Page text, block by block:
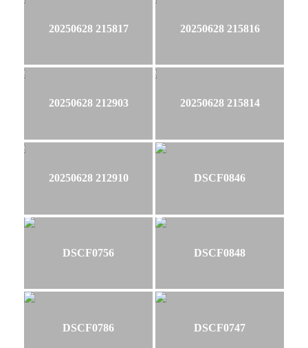
20250628 215817 20250628 215816
20250628 212903 20250628 215814
20250628 212910 DSCF0846
DSCF0756 DSCF0848
DSCF0786 DSCF0747